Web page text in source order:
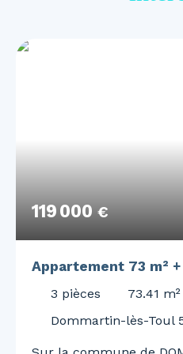
119 000 €
Appartement 73 m²
Local 30 m²
3 pièces 73.41 m²
Dommartin-lès-Toul